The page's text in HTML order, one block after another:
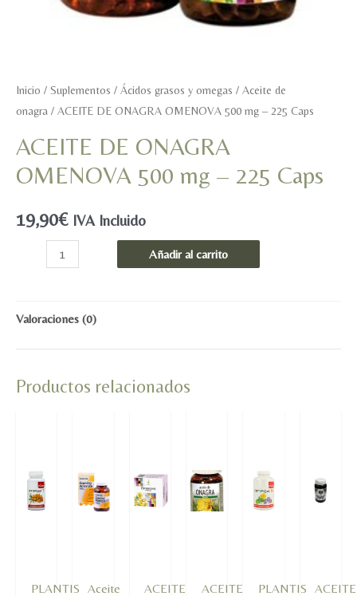
Inicio / Suplementos / Ácidos grasos y omegas / Aceite de
onagra / ACEITE DE ONAGRA OMENOVA 500 mg – 225 Caps
ACEITE DE ONAGRA
OMENOVA 500 mg – 225 Caps
19,90€ IVA Incluido
OMENOVA
-
Añadir al carrito
Valoraciones (0)
Productos relacionados
PLANTIS
Aceite
ACEITE
ACEITE
PLANTIS
ACEITE